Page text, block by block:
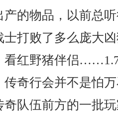
产的物品，以前总
打败了多么庞大
看红野猪伴侣
传奇行会并不是怕
队伍前方的一批